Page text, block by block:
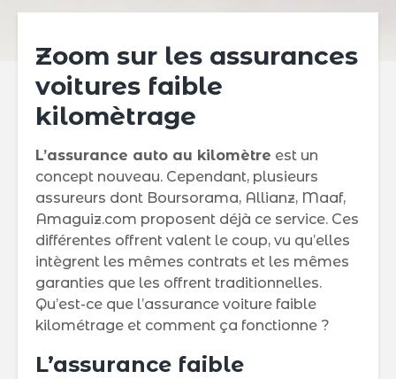
Zoom sur les assurances
voitures faible
kilomètrage
L’assurance auto au kilomètre est un
concept nouveau. Cependant, plusieurs
assureurs dont Boursorama, Allianz, Maaf,
Amaguiz.com proposent déjà ce service. Ces
différentes offrent valent le coup, vu qu’elles
intègrent les mêmes contrats et les mêmes
garanties que les offrent traditionnelles.
Qu’est-ce que l’assurance voiture faible
kilométrage et comment ça fonctionne ?
L’assurance faible